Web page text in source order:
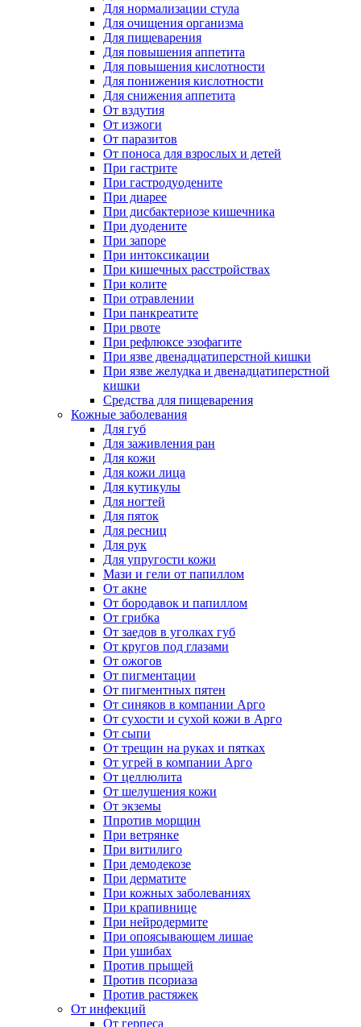
Для нормализации стула
Для очищения организма
Для пищеварения
Для повышения аппетита
Для повышения кислотности
Для понижения кислотности
Для снижения аппетита
От вздутия
От изжоги
От паразитов
От поноса для взрослых и детей
При гастрите
При гастродуодените
При диарее
При дисбактериозе кишечника
При дуодените
При запоре
При интоксикации
При кишечных расстройствах
При колите
При отравлении
При панкреатите
При рвоте
При рефлюксе эзофагите
При язве двенадцатиперстной кишки
При язве желудка и двенадцатиперстной
кишки
Средства для пищеварения
Кожные заболевания
Для губ
Для заживления ран
Для кожи
Для кожи лица
Для кутикулы
Для ногтей
Для пяток
Для ресниц
Для рук
Для упругости кожи
Мази и гели от папиллом
От акне
От бородавок и папиллом
От грибка
От заедов в уголках губ
От кругов под глазами
От ожогов
От пигментации
От пигментных пятен
От синяков в компании Арго
От сухости и сухой кожи в Арго
От сыпи
От трещин на руках и пятках
От угрей в компании Арго
От целлюлита
От шелушения кожи
От экземы
Ппротив морщин
При ветрянке
При витилиго
При демодекозе
При дерматите
При кожных заболеваниях
При крапивнице
При нейродермите
При опоясывающем лишае
При ушибах
Против прыщей
Против псориаза
Против растяжек
От инфекций
От герпеса